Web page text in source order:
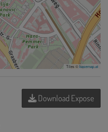
Tiles ©basemap.at
Download Expose